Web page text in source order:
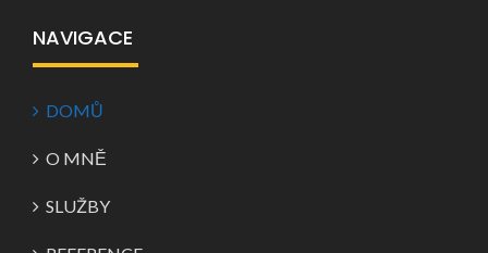
NAVIGACE
DOMŮ
O MNĚ
SLUŽBY